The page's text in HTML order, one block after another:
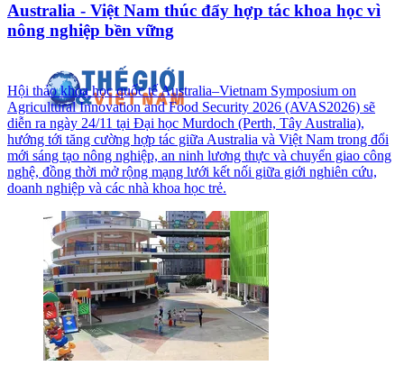
Australia - Việt Nam thúc đẩy hợp tác khoa học vì
nông nghiệp bền vững
Hội thảo khoa học quốc tế Australia–Vietnam Symposium on
Agricultural Innovation and Food Security 2026 (AVAS2026) sẽ
diễn ra ngày 24/11 tại Đại học Murdoch (Perth, Tây Australia),
hướng tới tăng cường hợp tác giữa Australia và Việt Nam trong đổi
mới sáng tạo nông nghiệp, an ninh lương thực và chuyển giao công
nghệ, đồng thời mở rộng mạng lưới kết nối giữa giới nghiên cứu,
doanh nghiệp và các nhà khoa học trẻ.